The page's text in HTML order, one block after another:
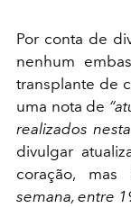
Por conta de
nenhum
transplante de
uma nota de
realizados
divulgar
coração,
semana, entre